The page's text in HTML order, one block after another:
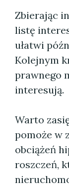
Zbierając
listę
ułatwi
Kolejnym
prawnego
interesują.
Warto
pomoże w
obciążeń
roszczeń,